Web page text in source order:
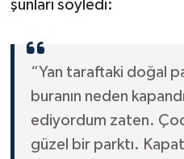
şunları söyledi:
“Yan taraftaki doğal
buranın neden
ediyordum zaten.
güzel bir parktı.